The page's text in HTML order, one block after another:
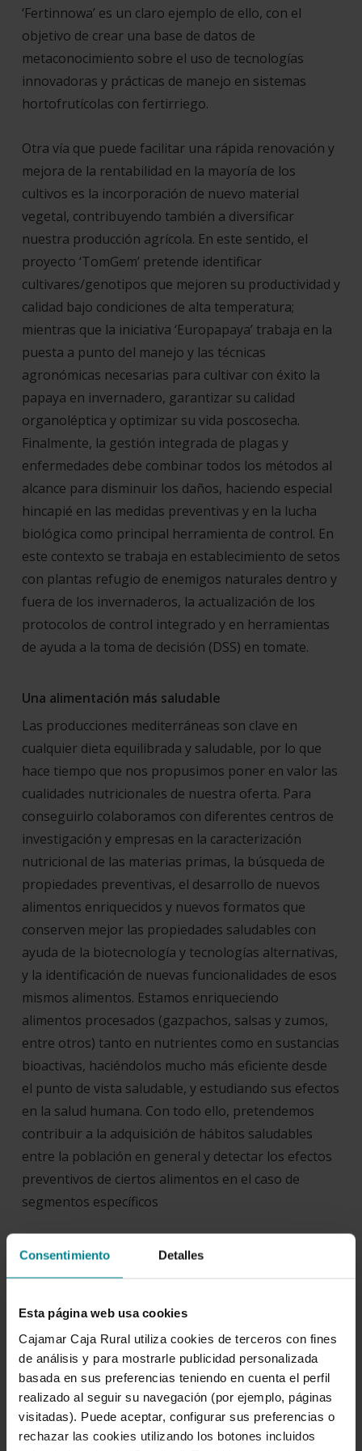
Consentimiento Detalles
Esta página web usa cookies
Cajamar Caja Rural utiliza cookies de terceros con fines
de análisis y para mostrarle publicidad personalizada
basada en sus preferencias teniendo en cuenta el perfil
realizado al seguir su navegación (por ejemplo, páginas
visitadas). Puede aceptar, configurar sus preferencias o
rechazar las cookies utilizando los botones incluidos
‘Fertinnowa’ es un claro ejemplo de ello, con el
objetivo de crear una base de datos de
metaconocimiento sobre el uso de tecnologías
innovadoras y prácticas de manejo en sistemas
hortofrutícolas con fertirriego.
Otra vía que puede facilitar una rápida renovación y
mejora de la rentabilidad en la mayoría de los
cultivos es la incorporación de nuevo material
vegetal, contribuyendo también a diversificar
nuestra producción agrícola. En este sentido, el
proyecto ‘TomGem’ pretende identificar
cultivares/genotipos que mejoren su productividad y
calidad bajo condiciones de alta temperatura;
mientras que la iniciativa ‘Europapaya’ trabaja en la
puesta a punto del manejo y las técnicas
agronómicas necesarias para cultivar con éxito la
papaya en invernadero, garantizar su calidad
organoléptica y optimizar su vida poscosecha.
Finalmente, la gestión integrada de plagas y
enfermedades debe combinar todos los métodos al
alcance para disminuir los daños, haciendo especial
hincapié en las medidas preventivas y en la lucha
biológica como principal herramienta de control. En
este contexto se trabaja en establecimiento de setos
con plantas refugio de enemigos naturales dentro y
fuera de los invernaderos, la actualización de los
protocolos de control integrado y en herramientas
de ayuda a la toma de decisión (DSS) en tomate.
Una alimentación más saludable
Las producciones mediterráneas son clave en
cualquier dieta equilibrada y saludable, por lo que
hace tiempo que nos propusimos poner en valor las
cualidades nutricionales de nuestra oferta. Para
conseguirlo colaboramos con diferentes centros de
investigación y empresas en la caracterización
nutricional de las materias primas, la búsqueda de
propiedades preventivas, el desarrollo de nuevos
alimentos enriquecidos y nuevos formatos que
conserven mejor las propiedades saludables con
ayuda de la biotecnología y tecnologías alternativas,
y la identificación de nuevas funcionalidades de esos
mismos alimentos. Estamos enriqueciendo
alimentos procesados (gazpachos, salsas y zumos,
entre otros) tanto en nutrientes como en sustancias
bioactivas, haciéndolos mucho más eficiente desde
el punto de vista saludable, y estudiando sus efectos
en la salud humana. Con todo ello, pretendemos
contribuir a la adquisición de hábitos saludables
entre la población en general y detectar los efectos
preventivos de ciertos alimentos en el caso de
segmentos específicos
Asimismo, en el ámbito de la poscosecha nuestro
síntesis, para lo que estamos trabajando con el uso
de recubrimientos comestibles de jugo de Aloe vera
y nuevos envases biofuncionales que aumenten la
vida útil de frutas y hortalizas.
El invernadero del futuro